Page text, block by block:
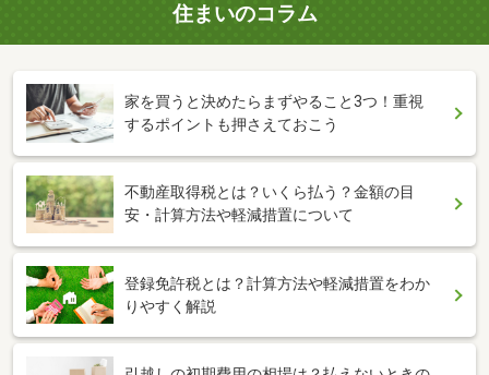
住まいのコラム
家を買うと決めたらまずやること3つ！重視
するポイントも押さえておこう
不動産取得税とは？いくら払う？金額の目
安・計算方法や軽減措置について
登録免許税とは？計算方法や軽減措置をわか
りやすく解説